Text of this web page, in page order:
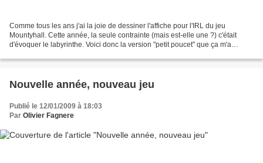
Comme tous les ans j'ai la joie de dessiner l'affiche pour l'IRL du jeu
Mountyhall. Cette année, la seule contrainte (mais est-elle une ?) c'était
d'évoquer le labyrinthe. Voici donc la version "petit poucet" que ça m'a
Nouvelle année, nouveau jeu
Publié le 12/01/2009 à 18:03
Par Olivier Fagnere